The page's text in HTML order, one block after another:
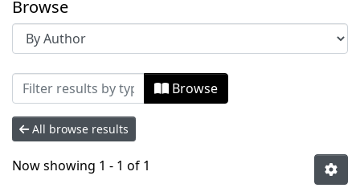
Browse
Browsing Tesis Pregrado by Author
Browse
All browse results
Now showing 1 - 1 of 1